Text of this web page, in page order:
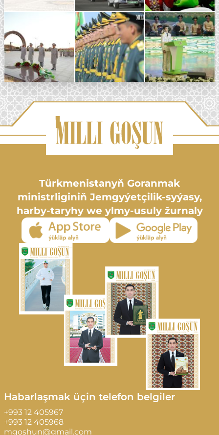
Habarlaşmak üçin telefon belgiler
+993 12 405967
+993 12 405968
mgoshun@gmail.com
Türkmenistanyň Goranmak
ministrliginiň Jemgyýetçilik-syýasy,
harby-taryhy we ylmy-usuly žurnaly